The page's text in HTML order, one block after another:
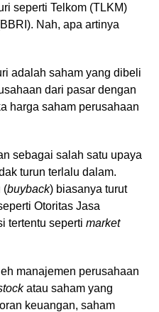
seperti Telkom (TLKM)
Nah, apa artinya
adalah saham yang dibeli
dari pasar dengan
harga saham perusahaan
sebagai salah satu upaya
turun terlalu dalam.
(buyback) biasanya turut
Otoritas Jasa
tertentu seperti market
manajemen perusahaan
atau saham yang
keuangan, saham